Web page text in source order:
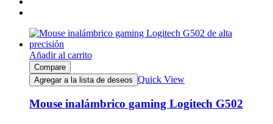
Añadir al carrito
Compare
Agregar a la lista de deseos Quick View
Mouse inalámbrico gaming Logitech G502